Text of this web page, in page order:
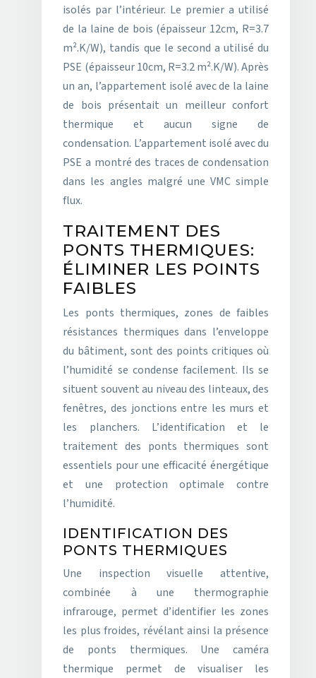
isolés par l’intérieur. Le premier a utilisé
de la laine de bois (épaisseur 12cm, R=3.7
m².K/W), tandis que le second a utilisé du
PSE (épaisseur 10cm, R=3.2 m².K/W). Après
un an, l’appartement isolé avec de la laine
de bois présentait un meilleur confort
thermique et aucun signe de
condensation. L’appartement isolé avec du
PSE a montré des traces de condensation
dans les angles malgré une VMC simple
flux.
TRAITEMENT DES
PONTS THERMIQUES:
ÉLIMINER LES POINTS
FAIBLES
Les ponts thermiques, zones de faibles
résistances thermiques dans l’enveloppe
du bâtiment, sont des points critiques où
l’humidité se condense facilement. Ils se
situent souvent au niveau des linteaux, des
fenêtres, des jonctions entre les murs et
les planchers. L’identification et le
traitement des ponts thermiques sont
essentiels pour une efficacité énergétique
et une protection optimale contre
l’humidité.
IDENTIFICATION DES
PONTS THERMIQUES
Une inspection visuelle attentive,
combinée à une thermographie
infrarouge, permet d’identifier les zones
les plus froides, révélant ainsi la présence
de ponts thermiques. Une caméra
thermique permet de visualiser les